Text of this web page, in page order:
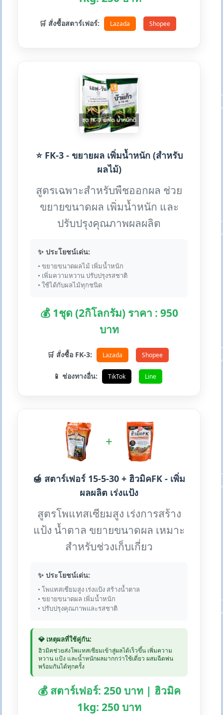
🛒 สั่งซื้อสตาร์เฟอร์: Lazada Shopee
⭐ FK-3 - ขยายผล เพิ่มน้ำหนัก (สำหรับ
ผลไม้)
สูตรเฉพาะสำหรับพืชออกผล ช่วย
ขยายขนาดผล เพิ่มน้ำหนัก และ
ปรับปรุงคุณภาพผลผลิต
✨ ประโยชน์เด่น:
• ขยายขนาดผลไม้ เพิ่มน้ำหนัก
• เพิ่มความหวาน ปรับปรุงรสชาติ
• ใช้ได้กับผลไม้ทุกชนิด
💰 1ชุด (2กิโลกรัม) ราคา : 950
บาท
🛒 สั่งซื้อ FK-3: Lazada Shopee
📱 ช่องทางอื่น: TikTok Line
+
🍯 สตาร์เฟอร์ 15-5-30 + ฮิวมิคFK - เพิ่ม
ผลผลิต เร่งแป้ง
สูตรโพแทสเซียมสูง เร่งการสร้าง
แป้ง น้ำตาล ขยายขนาดผล เหมาะ
สำหรับช่วงเก็บเกี่ยว
✨ ประโยชน์เด่น:
• โพแทสเซียมสูง เร่งแป้ง สร้างน้ำตาล
• ขยายขนาดผล เพิ่มน้ำหนัก
• ปรับปรุงคุณภาพและรสชาติ
💎 เหตุผลที่ใช้คู่กัน:
ฮิวมิคช่วยส่งโพแทสเซียมเข้าสู่ผลได้เร็วขึ้น เพิ่มความ
หวาน แป้ง และน้ำหนักผลมากกว่าใช้เดี่ยว ผสมฉีดพ่น
พร้อมกันได้ทุกครั้ง
💰 สตาร์เฟอร์: 250 บาท | ฮิวมิค
1kg: 250 บาท